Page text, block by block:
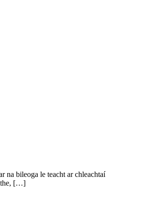
na bileoga le teacht ar chleachtaí
[…]